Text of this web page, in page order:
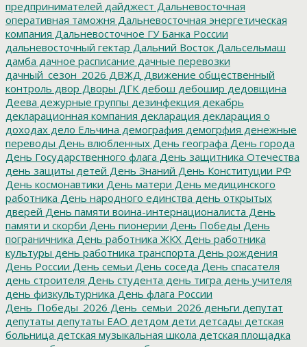
предпринимателей дайджест Дальневосточная
оперативная таможня Дальневосточная энергетическая
компания Дальневосточное ГУ Банка России
дальневосточный гектар Дальний Восток Дальсельмаш
дамба дачное расписание дачные перевозки
дачный_сезон_2026 ДВЖД Движение общественный
контроль двор Дворы ДГК дебош дебошир дедовщина
Деева дежурные группы дезинфекция декабрь
декларационная компания декларация декларация о
доходах дело Ельчина демография демогрфия денежные
переводы День влюбленных День географа День города
День Государственного флага День защитника Отечества
день защиты детей День Знаний День Конституции РФ
День космонавтики День матери День медицинского
работника День народного единства день открытых
дверей День памяти воина-интернационалиста День
памяти и скорби День пионерии День Победы День
пограничника День работника ЖКХ День работника
культуры день работника транспорта День рождения
День России День семьи День соседа День спасателя
день строителя День студента день тигра день учителя
день физкультурника День флага России
День_Победы_2026 День_семьи_2026 деньги депутат
депутаты депутаты ЕАО детдом дети детсады детская
больница детская музыкальная школа детская площадка